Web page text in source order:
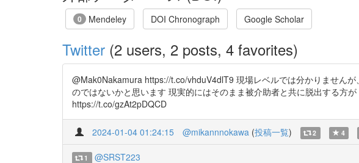
0 Mendeley DOI Chronograph Google Scholar
Twitter (2 users, 2 posts, 4 favorites)
@Mak0Nakamura https://t.co/vhduV4dlT9 現場レベルでは分かりません
のではないかと思います 現実的にはそのまま被介助者と共に脱出する方
https://t.co/gzAt2pDQCD
2024-01-04 01:24:15 @mikannnokawa (投稿一覧) 2 4
1 @SRST223